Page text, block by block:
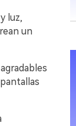
luz,
un